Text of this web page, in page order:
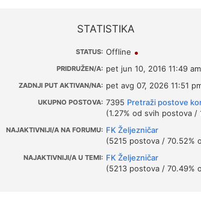
STATISTIKA
STATUS: Offline
PRIDRUŽEN/A: pet jun 10, 2016 11:49 am
ZADNJI PUT AKTIVAN/NA: pet avg 07, 2026 11:51
UKUPNO POSTOVA: 7395 Pretraži postove
(1.27% od svih postova
NAJAKTIVNIJI/A NA FORUMU: FK Željezničar
(5215 postova / 70.52%
NAJAKTIVNIJI/A U TEMI: FK Željezničar
(5213 postova / 70.49%